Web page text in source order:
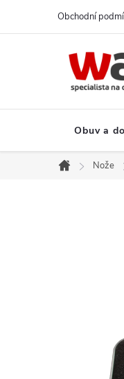
Obchodní
Obuv a
Domů
Nože